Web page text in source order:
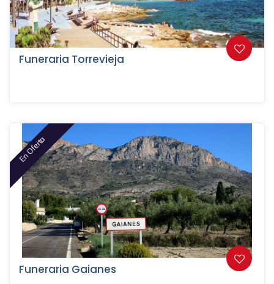
Funeraria Torrevieja
En Oferta
Funeraria Gaianes